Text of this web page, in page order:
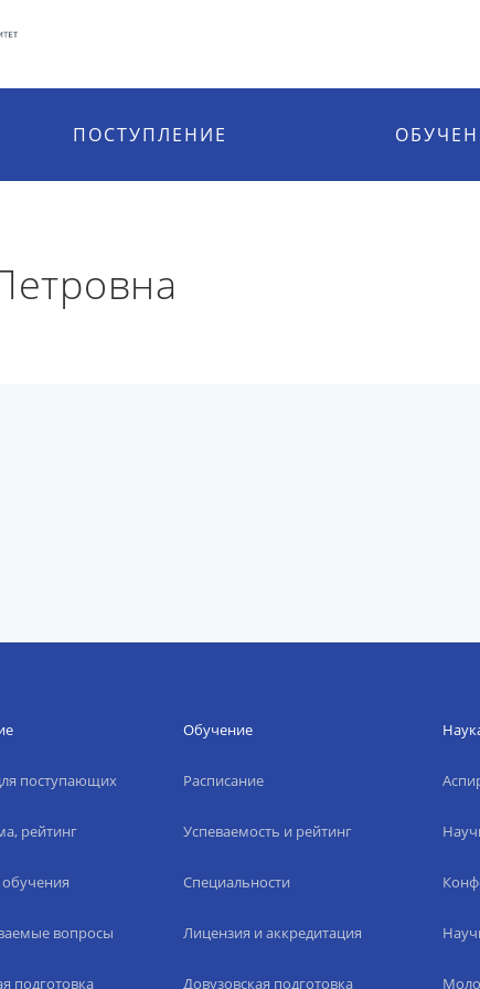
ПОСТУПЛЕНИЕ
поступающих
рейтинг
вопросы
подготовка
Обучение
Расписание
Успеваемость и рейтинг
Специальности
Лицензия и аккредитация
Довузовская подготовка